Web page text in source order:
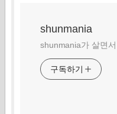
shunmania
shunmania가 살면
구독하기